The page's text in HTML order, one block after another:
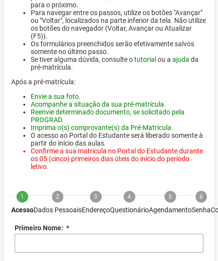
para o próximo.
Para navegar entre os passos, utilize os botões "Avançar"
ou "Voltar", localizados na parte inferior da tela. Não utilize
os botões do navegador (Voltar, Avançar ou Atualizar
(F5)).
Os formulários preenchidos serão efetivamente salvos
somente no último passo.
Se tiver alguma dúvida, consulte otutorial ou a ajuda da
pré-matrícula.
Após a pré-matrícula:
Envie a sua foto.
Acompanhe a situação da sua pré-matrícula.
Reenvie determinado documento, se solicitado pela
PROGRAD.
Imprima o(s) comprovante(s) da Pré-Matrícula.
O acesso ao Portal do Estudante será liberado somente à
partir do início das aulas.
Confirme a sua matrícula no Portal do Estudante durante
os 05 (cinco) primeiros dias úteis do início do período
letivo.
1
Acesso
2
Dados Pessoais
3
Endereço
4
Questionário
5
Agendamento
6
Senha
Primeiro Nome: *